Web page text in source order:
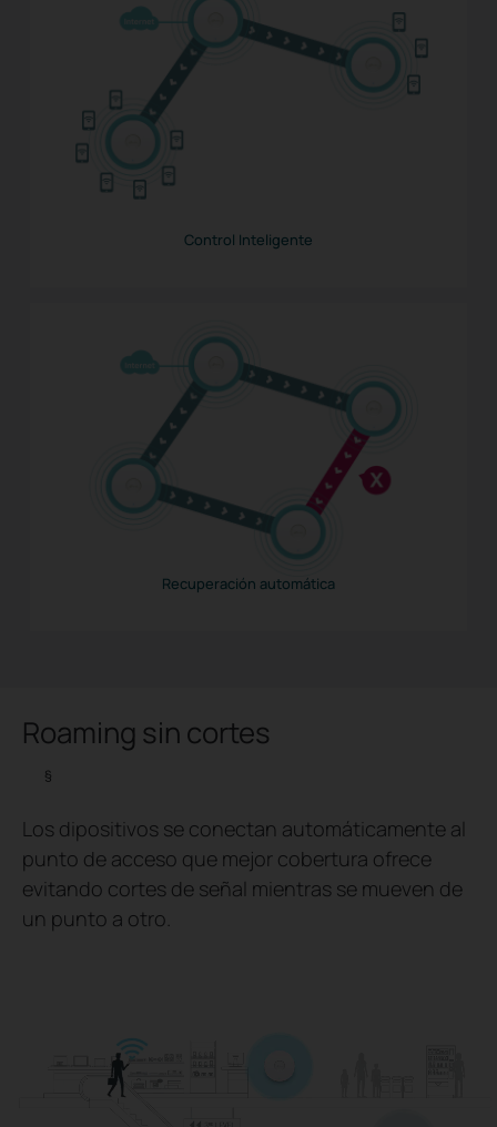
Control Inteligente
Recuperación automática
Roaming sin cortes
§
Los dipositivos se conectan automáticamente al
punto de acceso que mejor cobertura ofrece
evitando cortes de señal mientras se mueven de
un punto a otro.